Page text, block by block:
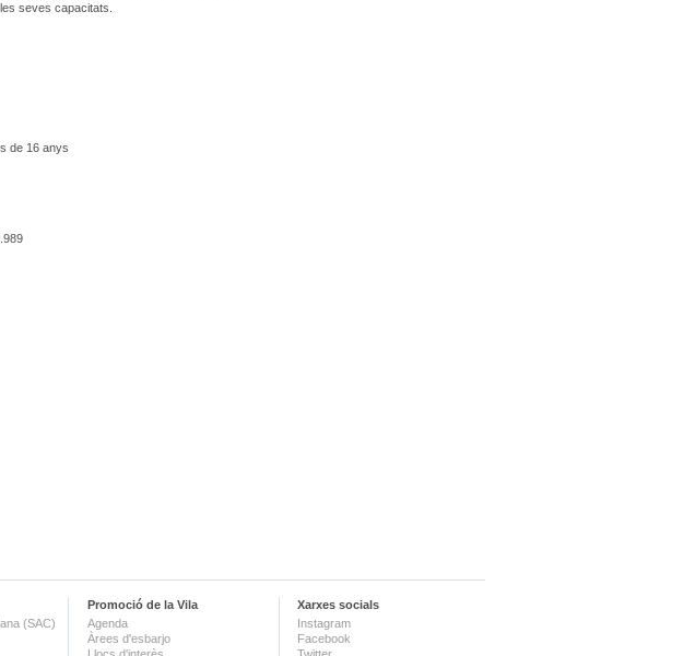
seves capacitats.
de 16 anys
(SAC)
Promoció de la Vila
Agenda
Àrees d'esbarjo
Xarxes socials
Instagram
Facebook